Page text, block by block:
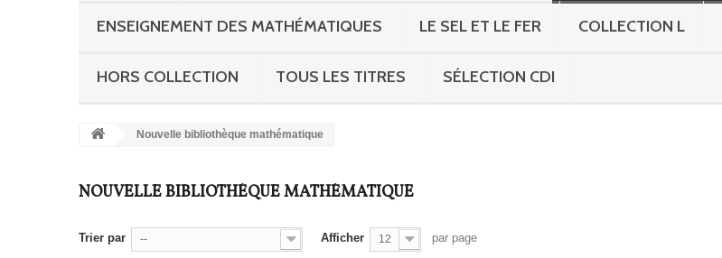
ENSEIGNEMENT DES MATHÉMATIQUES LE SEL ET LE FER COLLECTION L
HORS COLLECTION TOUS LES TITRES SÉLECTION CDI
Nouvelle bibliothèque mathématique
NOUVELLE BIBLIOTHÈQUE MATHÉMATIQUE
Trier par -- Afficher 12 par page